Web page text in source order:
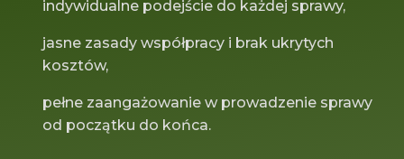
indywidualne podejście do każdej sprawy,
jasne zasady współpracy i brak ukrytych
kosztów,
pełne zaangażowanie w prowadzenie sprawy
od początku do końca.